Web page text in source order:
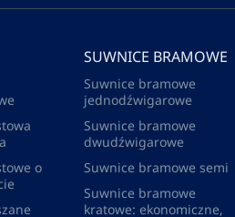
o
SUWNICE BRAMOWE
Suwnice bramowe
jednodźwigarowe
Suwnice bramowe
dwudźwigarowe
Suwnice bramowe semi
Suwnice bramowe
kratowe: ekonomiczne,